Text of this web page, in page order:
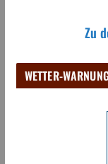
Zu
WETTER-